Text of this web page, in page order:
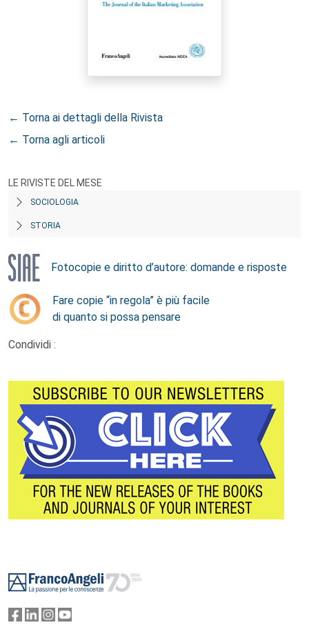
← Torna ai dettagli della Rivista
← Torna agli articoli
LE RIVISTE DEL MESE
SOCIOLOGIA
STORIA
Fotocopie e diritto d’autore: domande e risposte
Fare copie “in regola” è più facile
di quanto si possa pensare
Condividi :